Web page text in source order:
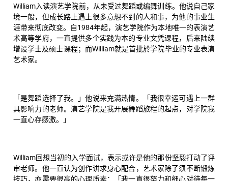
William入读演艺学院前，从未受过舞蹈或编舞训练。他说自己家
境一般，但成长路上遇上很多意想不到的人和事，为他的事业生
涯带来彻底改变。自1984年起，演艺学院作为本地唯一的表演艺
术高等学府，一直提供多个实践为本的专业文凭课程，后来陆续
增设学士及硕士课程；而William就是首批於学院毕业的专业表演
艺术家。
「是舞蹈选择了我。」他说来充满热情。「我很幸运可遇上一群
具影响力的老师。演艺学院是我开展舞蹈旅程的起点，对学院我
一直心存感激。」
William回想当初的入学面试，表示或许是他的那份坚毅打动了评
审老师。他一直认为创作讲求身心配合，艺术家除了须不断锻炼
技巧，亦需要很高的心理质素：「我一直很努力和细心对待每一